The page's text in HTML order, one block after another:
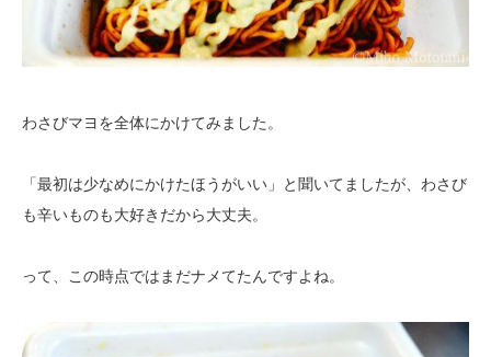
わさびマヨを全体にかけてみました。
「最初は少なめにかけたほうがいい」と聞いてましたが、わさび
も辛いものも大好きだから大丈夫。
って、この時点ではまだナメてたんですよね。